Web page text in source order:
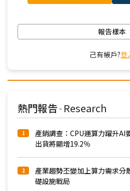
報告樣本
己有帳戶?登
熱門報告 - Research
1
產銷調查：CPU運算力躍升
出貨將顯增19.2％
2
產業趨勢丕變加上算力需求
礎設施戰局